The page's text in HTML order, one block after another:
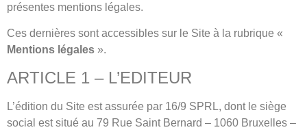
présentes mentions légales.
Ces dernières sont accessibles sur le Site à la rubrique «
Mentions légales ».
ARTICLE 1 – L’EDITEUR
L’édition du Site est assurée par 16/9 SPRL, dont le siège
social est situé au 79 Rue Saint Bernard – 1060 Bruxelles –